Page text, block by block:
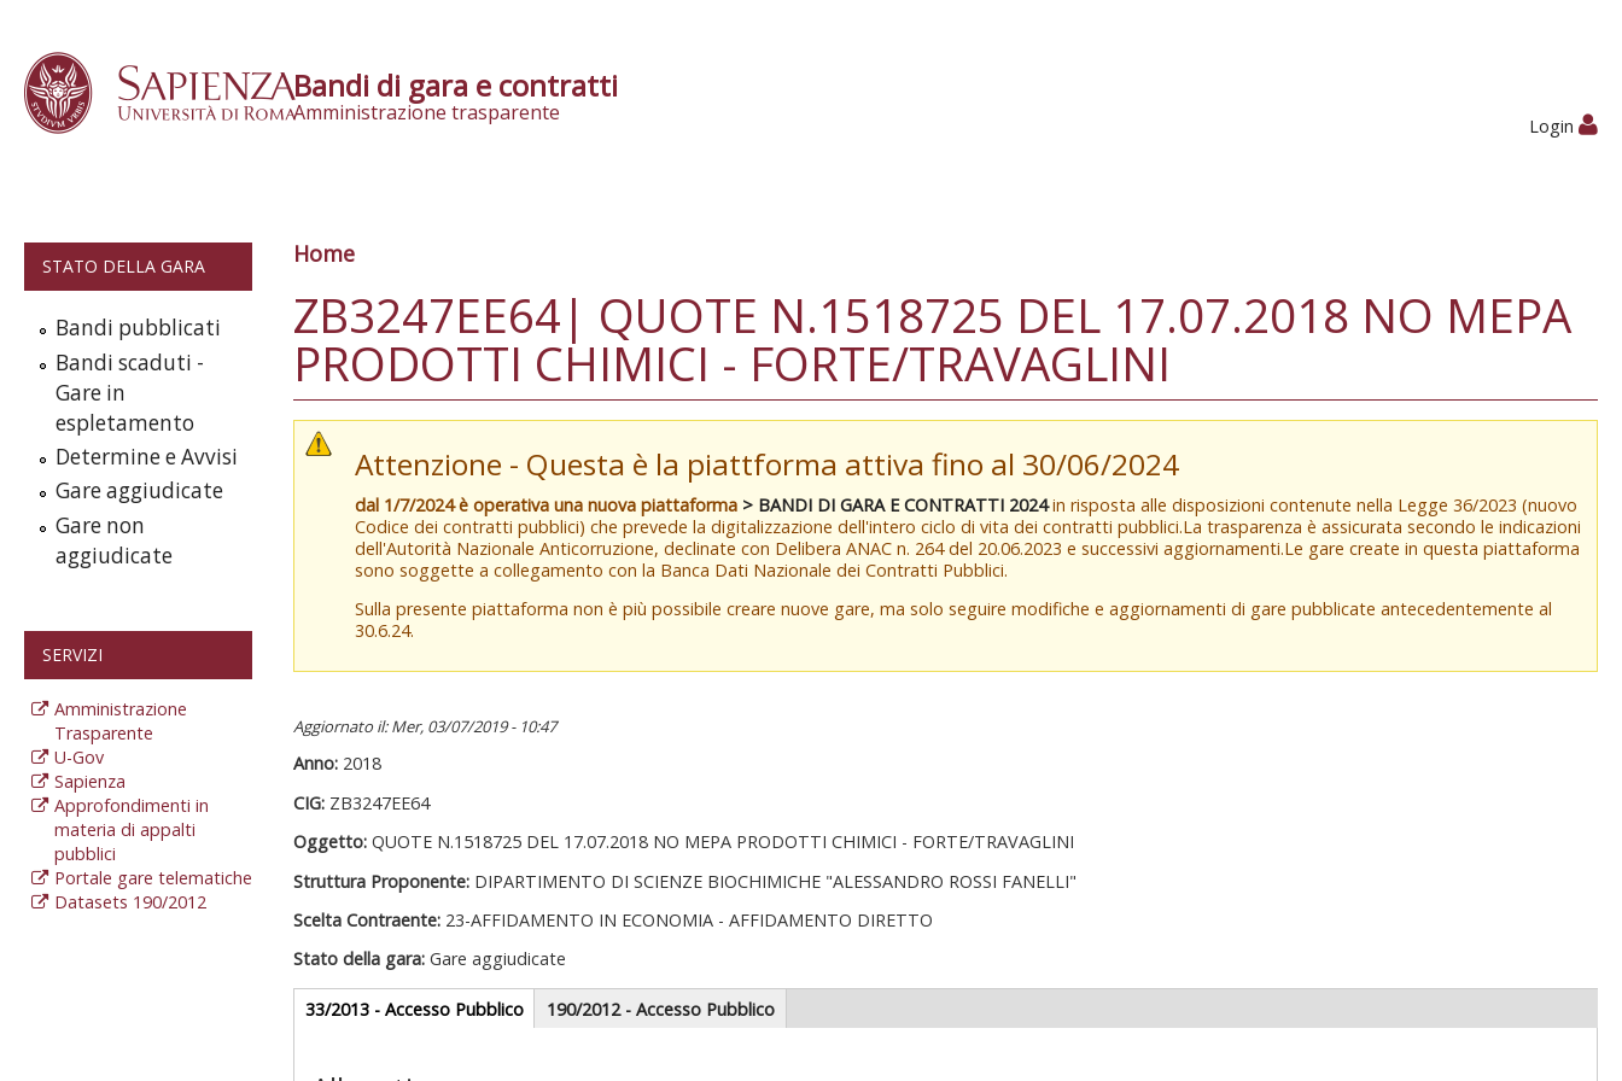
Bandi di gara e contratti
Amministrazione trasparente
Login
STATO DELLA GARA
Bandi pubblicati
Bandi scaduti -
Gare in
espletamento
Determine e Avvisi
Gare aggiudicate
Gare non
aggiudicate
SERVIZI
Amministrazione
Trasparente
U-Gov
Sapienza
Approfondimenti in
materia di appalti
pubblici
Portale gare telematiche
Datasets 190/2012
Tu sei qui
Home
ZB3247EE64| QUOTE N.1518725 DEL 17.07.2018 NO MEPA
PRODOTTI CHIMICI - FORTE/TRAVAGLINI
Attenzione - Questa è la piattforma attiva fino al 30/06/2024
dal 1/7/2024 è operativa una nuova piattaforma > BANDI DI GARA E CONTRATTI 2024in risposta alle disposizioni contenute nella Legge 36/2023 (nuovo
Codice dei contratti pubblici) che prevede la digitalizzazione dell'intero ciclo di vita dei contratti pubblici.La trasparenza è assicurata secondo le indicazioni
dell'Autorità Nazionale Anticorruzione, declinate con Delibera ANAC n. 264 del 20.06.2023 e successivi aggiornamenti.Le gare create in questa piattaforma
sono soggette a collegamento con la Banca Dati Nazionale dei Contratti Pubblici.
Sulla presente piattaforma non è più possibile creare nuove gare, ma solo seguire modifiche e aggiornamenti di gare pubblicate antecedentemente al
30.6.24.
Aggiornato il: Mer, 03/07/2019 - 10:47
Anno: 2018
CIG: ZB3247EE64
Oggetto: QUOTE N.1518725 DEL 17.07.2018 NO MEPA PRODOTTI CHIMICI - FORTE/TRAVAGLINI
Struttura Proponente: DIPARTIMENTO DI SCIENZE BIOCHIMICHE "ALESSANDRO ROSSI FANELLI"
Scelta Contraente: 23-AFFIDAMENTO IN ECONOMIA - AFFIDAMENTO DIRETTO
Stato della gara: Gare aggiudicate
Gare appalti
33/2013 - Accesso Pubblico(scheda
attiva)
190/2012 - Accesso Pubblico